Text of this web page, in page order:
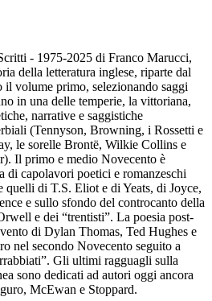
- 1975-2025 di Franco Marucci,
della letteratura inglese, riparte dal
il volume primo, selezionando saggi
in una delle temperie, la vittoriana,
narrative e saggistiche
(Tennyson, Browning, i Rossetti e
le sorelle Brontë, Wilkie Collins e
Il primo e medio Novecento è
di capolavori poetici e romanzeschi
quelli di T.S. Eliot e di Yeats, di Joyce,
e sullo sfondo del controcanto della
e dei “trentisti”. La poesia post-
di Dylan Thomas, Ted Hughes e
nel secondo Novecento seguito a
Gli ultimi ragguagli sulla
sono dedicati ad autori oggi ancora
McEwan e Stoppard.